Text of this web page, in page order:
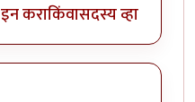
कराकिंवासदस्य व्हा